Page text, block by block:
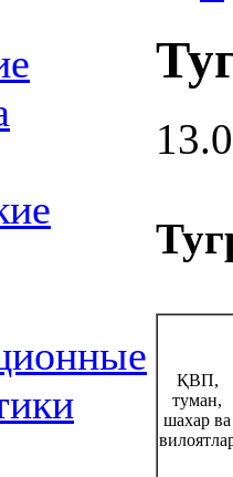
ҚВП,
туман,
шахар ва